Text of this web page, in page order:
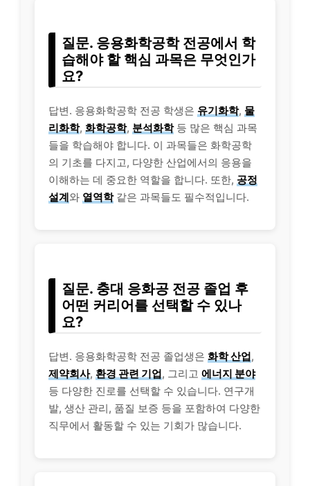
질문. 응용화학공학 전공에서 학
습해야 할 핵심 과목은 무엇인가
요?
답변. 응용화학공학 전공 학생은 유기화학, 물
리화학, 화학공학, 분석화학등 많은 핵심 과목
들을 학습해야 합니다. 이 과목들은 화학공학
의 기초를 다지고, 다양한 산업에서의 응용을
이해하는 데 중요한 역할을 합니다. 또한, 공정
설계와 열역학같은 과목들도 필수적입니다.
질문. 충대 응화공 전공 졸업 후
어떤 커리어를 선택할 수 있나
요?
답변. 응용화학공학 전공 졸업생은 화학 산업,
제약회사, 환경 관련 기업, 그리고 에너지 분야
등 다양한 진로를 선택할 수 있습니다. 연구개
발, 생산 관리, 품질 보증 등을 포함하여 다양한
직무에서 활동할 수 있는 기회가 많습니다.